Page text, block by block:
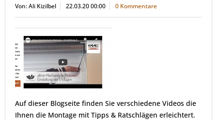
Von: Ali Kizilbel 22.03.20 00:00 0 Kommentare
Auf dieser Blogseite finden Sie verschiedene Videos die
Ihnen die Montage mit Tipps & Ratschlägen erleichtert.